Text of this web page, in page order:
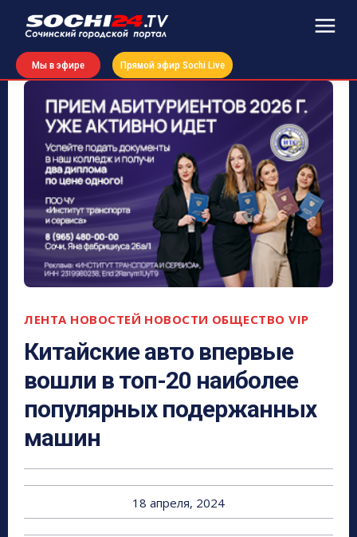
Мы в эфире Прямой эфир Sochi Live
ЛЕНТА НОВОСТЕЙ НОВОСТИ ОБЩЕСТВО VIP
Китайские авто впервые
вошли в топ-20 наиболее
популярных подержанных
машин
18 апреля, 2024